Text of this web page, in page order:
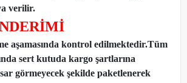
verilir.
aşamasında kontrol edilmektedir.Tüm
sert kutuda kargo şartlarına
görmeyecek şekilde paketlenerek